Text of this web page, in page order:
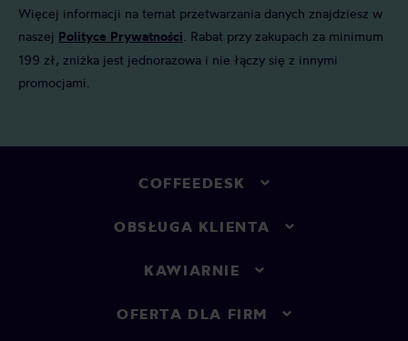
Więcej informacji na temat przetwarzania danych znajdziesz w
naszej Polityce Prywatności . Rabat przy zakupach za minimum
199 zł, zniżka jest jednorazowa i nie łączy się z innymi
promocjami.
COFFEEDESK
OBSŁUGA KLIENTA
KAWIARNIE
OFERTA DLA FIRM